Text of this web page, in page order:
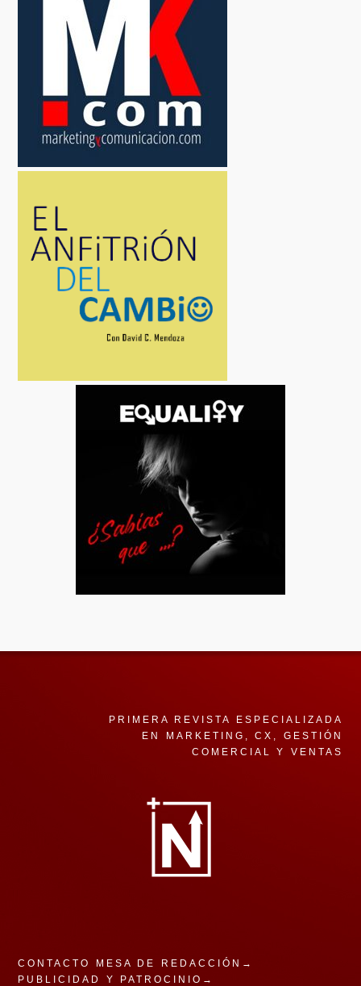
PRIMERA REVISTA ESPECIALIZADA
EN MARKETING, CX, GESTIÓN
COMERCIAL Y VENTAS
CONTACTO MESA DE REDACCIÓN→
PUBLICIDAD Y PATROCINIO→